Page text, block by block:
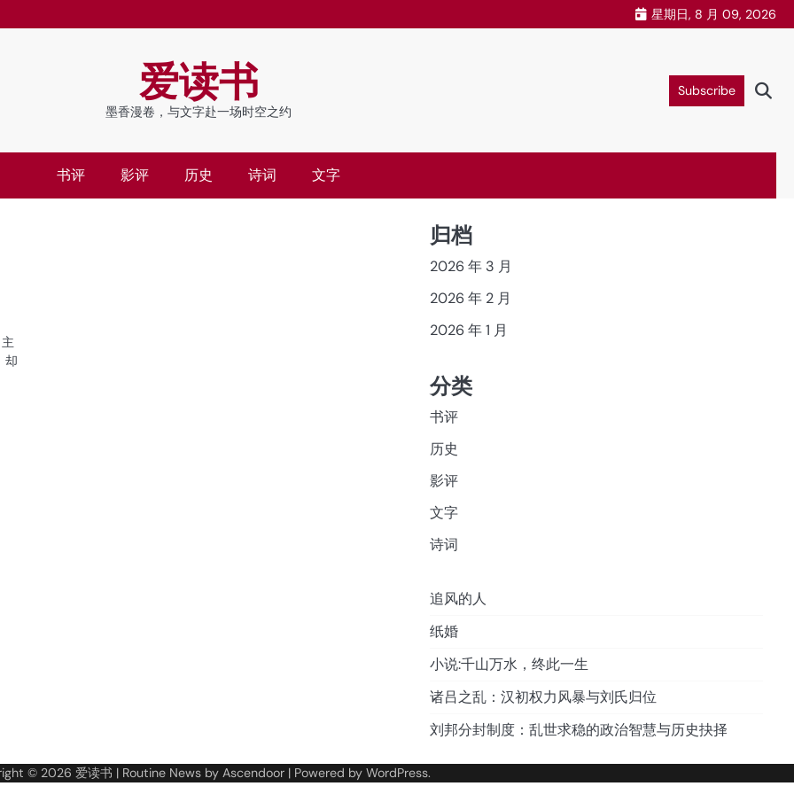
星期日, 8 月 09, 2026
爱读书
墨香漫卷，与文字赴一场时空之约
Subscribe
书评 影评 历史 诗词 文字
却
归档
2026 年 3 月
2026 年 2 月
2026 年 1 月
分类
书评
历史
影评
文字
诗词
追风的人
纸婚
小说:千山万水，终此一生
诸吕之乱：汉初权力风暴与刘氏归位
刘邦分封制度：乱世求稳的政治智慧与历史抉择
© 2026 爱读书 | Routine News by Ascendoor| Powered by WordPress.